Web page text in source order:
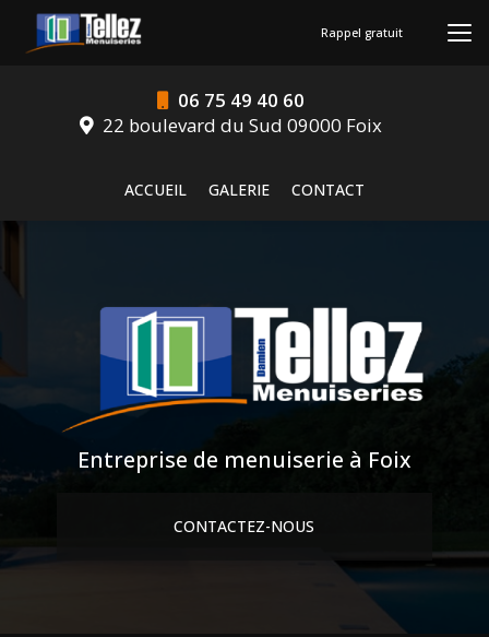
contenu
06 75 49 40 60
22 boulevard du Sud 09000 Foix
ACCUEIL
GALERIE CONTACT
Rappel gratuit
Entreprise de menuiserie à Foix
CONTACTEZ-NOUS